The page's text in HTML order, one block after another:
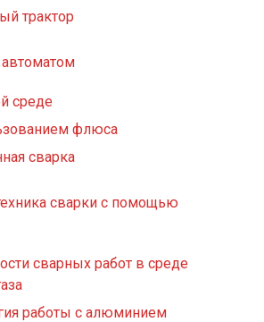
трактор
среде
флюса
сварка
сварки с помощью
сварных работ в среде
работы с алюминием